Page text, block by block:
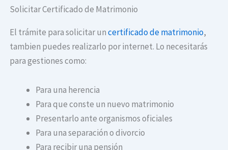
Solicitar Certificado de Matrimonio
El trámite para solicitar uncertificado de matrimonio,
tambien puedes realizarlo por internet. Lo necesitarás
para gestiones como:
Para una herencia
Para que conste un nuevo matrimonio
Presentarlo ante organismos oficiales
Para una separación o divorcio
Para recibir una pensión